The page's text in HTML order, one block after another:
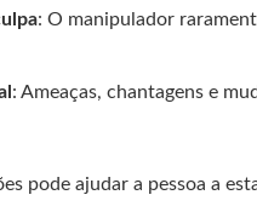
: O manipulador
: Ameaças, chantagens e
pode ajudar a pessoa a